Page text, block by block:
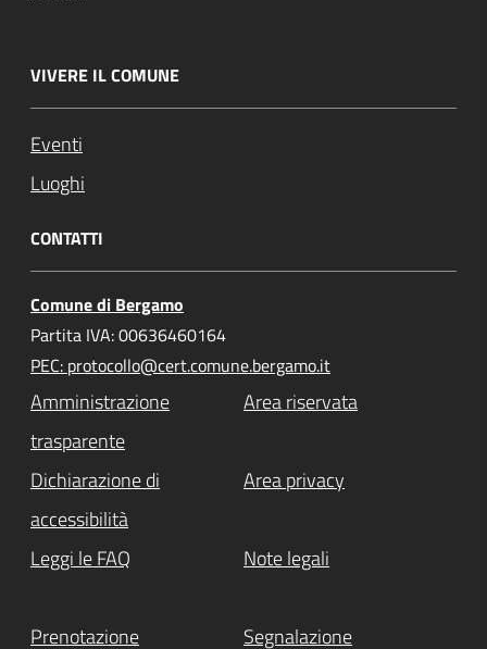
VIVERE IL COMUNE
Eventi
Luoghi
CONTATTI
Comune di Bergamo
Partita IVA: 00636460164
PEC: protocollo@cert.comune.bergamo.it
Amministrazione
trasparente
Area riservata
Dichiarazione di
accessibilità
Area privacy
Leggi le FAQ Note legali
Prenotazione Segnalazione